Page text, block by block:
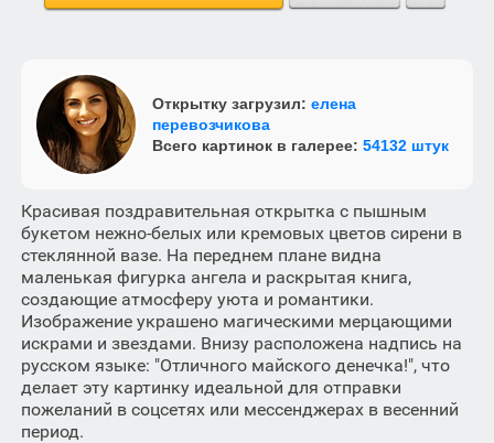
Открытку загрузил: елена
перевозчикова
Всего картинок в галерее: 54132 штук
Красивая поздравительная открытка с пышным
букетом нежно-белых или кремовых цветов сирени в
стеклянной вазе. На переднем плане видна
маленькая фигурка ангела и раскрытая книга,
создающие атмосферу уюта и романтики.
Изображение украшено магическими мерцающими
искрами и звездами. Внизу расположена надпись на
русском языке: "Отличного майского денечка!", что
делает эту картинку идеальной для отправки
пожеланий в соцсетях или мессенджерах в весенний
период.